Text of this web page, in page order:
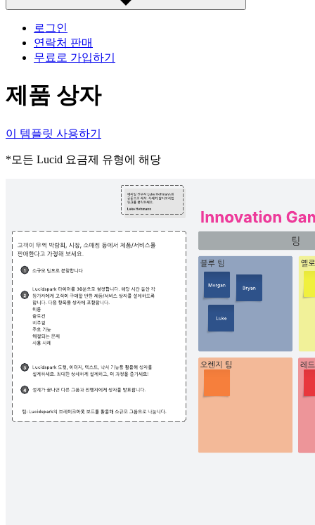
로그인
연락처 판매
무료로 가입하기
제품 상자
이 템플릿 사용하기
*모든 Lucid 요금제 유형에 해당